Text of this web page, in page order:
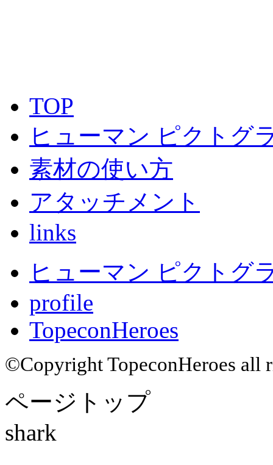
TOP
ヒューマン ピクトグ
素材の使い方
アタッチメント
links
ヒューマン ピクトグ
profile
TopeconHeroes
©Copyright TopeconHeroes all
ページトップ
shark